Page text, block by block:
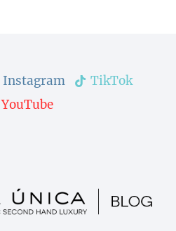
Instagram
TikTok
YouTube